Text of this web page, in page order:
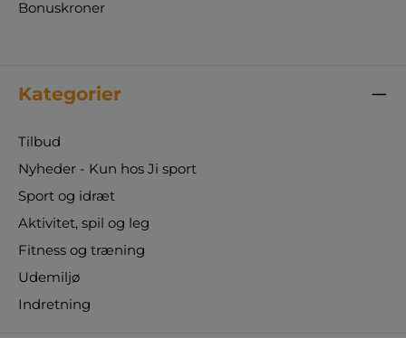
Bonuskroner
Kategorier
Tilbud
Nyheder - Kun hos Ji sport
Sport og idræt
Aktivitet, spil og leg
Fitness og træning
Udemiljø
Indretning